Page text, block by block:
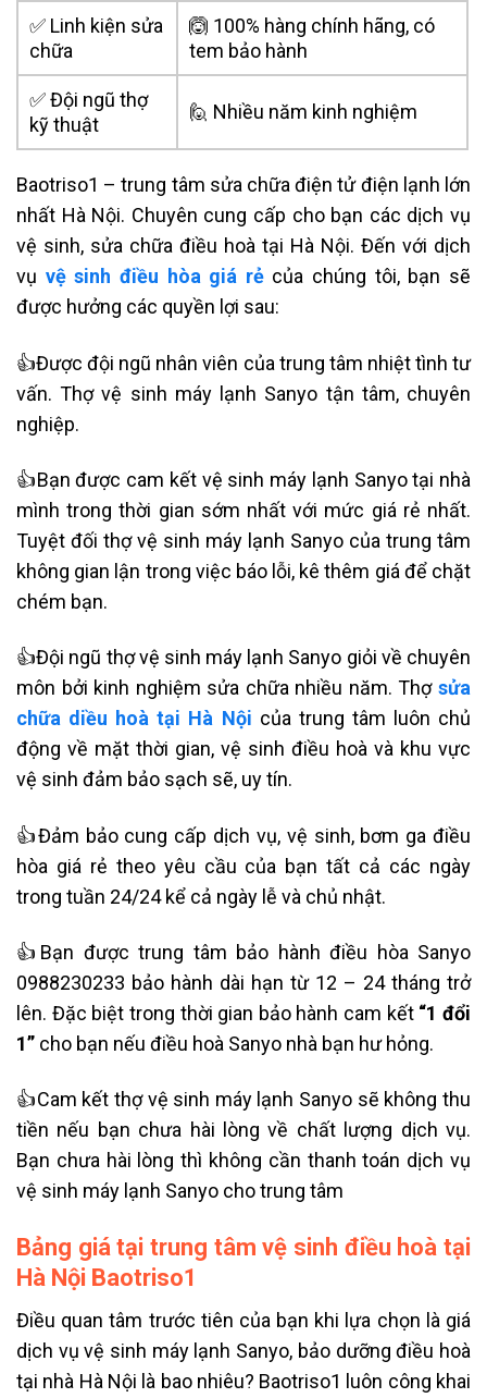
✅ Linh kiện sửa
chữa
🙆 100% hàng chính hãng, có
tem bảo hành
✅ Đội ngũ thợ
kỹ thuật
🙋 Nhiều năm kinh nghiệm
Baotriso1 – trung tâm sửa chữa điện tử điện lạnh lớn
nhất Hà Nội. Chuyên cung cấp cho bạn các dịch vụ
vệ sinh, sửa chữa điều hoà tại Hà Nội. Đến với dịch
vụ vệ sinh điều hòa giá rẻcủa chúng tôi, bạn sẽ
được hưởng các quyền lợi sau:
👍Được đội ngũ nhân viên của trung tâm nhiệt tình tư
vấn. Thợ vệ sinh máy lạnh Sanyo tận tâm, chuyên
nghiệp.
👍Bạn được cam kết vệ sinh máy lạnh Sanyo tại nhà
mình trong thời gian sớm nhất với mức giá rẻ nhất.
Tuyệt đối thợ vệ sinh máy lạnh Sanyo của trung tâm
không gian lận trong việc báo lỗi, kê thêm giá để chặt
chém bạn.
👍Đội ngũ thợ vệ sinh máy lạnh Sanyo giỏi về chuyên
môn bởi kinh nghiệm sửa chữa nhiều năm. Thợ sửa
chữa diều hoà tại Hà Nội của trung tâm luôn chủ
động về mặt thời gian, vệ sinh điều hoà và khu vực
vệ sinh đảm bảo sạch sẽ, uy tín.
👍Đảm bảo cung cấp dịch vụ, vệ sinh, bơm ga điều
hòa giá rẻ theo yêu cầu của bạn tất cả các ngày
trong tuần 24/24 kể cả ngày lễ và chủ nhật.
👍Bạn được trung tâm bảo hành điều hòa Sanyo
0988230233 bảo hành dài hạn từ 12 – 24 tháng trở
lên. Đặc biệt trong thời gian bảo hành cam kết “1 đổi
1” cho bạn nếu điều hoà Sanyo nhà bạn hư hỏng.
👍Cam kết thợ vệ sinh máy lạnh Sanyo sẽ không thu
tiền nếu bạn chưa hài lòng về chất lượng dịch vụ.
Bạn chưa hài lòng thì không cần thanh toán dịch vụ
vệ sinh máy lạnh Sanyo cho trung tâm
Bảng giá tại trung tâm vệ sinh điều hoà tại
Hà Nội Baotriso1
Điều quan tâm trước tiên của bạn khi lựa chọn là giá
dịch vụ vệ sinh máy lạnh Sanyo, bảo dưỡng điều hoà
tại nhà Hà Nội là bao nhiêu? Baotriso1 luôn công khai